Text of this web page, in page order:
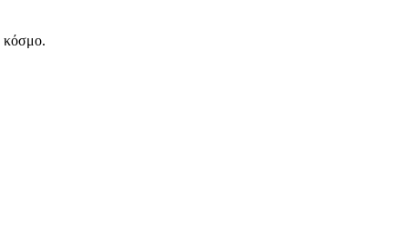
κόσμο.